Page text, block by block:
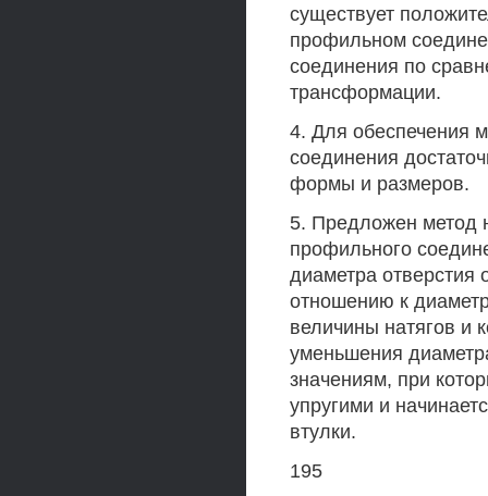
существует
профильном
соединения по
трансформации.
4. Для обеспечения
соединения
формы и размеров.
5. Предложен метод
профильного
диаметра отверстия
отношению к
величины натягов и
уменьшения
значениям, при
упругими и
втулки.
195